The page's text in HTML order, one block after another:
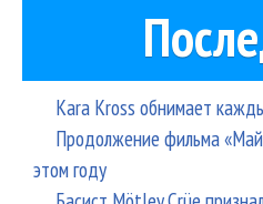
Kara Kross обнимает
Продолжение фильма
этом году